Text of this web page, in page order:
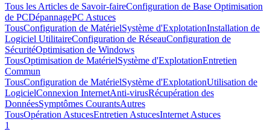
Tous les Articles de Savoir-faireConfiguration de Base Optimisation
de PCDépannagePC Astuces
TousConfiguration de MatérielSystème d'ExplotationInstallation de
Logiciel UtilitaireConfiguration de RéseauConfiguration de
SécuritéOptimisation de Windows
TousOptimisation de MatérielSystème d'ExplotationEntretien
Commun
TousConfiguration de MatérielSystème d'ExplotationUtilisation de
LogicielConnexion InternetAnti-virusRécupération des
DonnéesSymptômes CourantsAutres
TousOpération AstucesEntretien AstucesInternet Astuces
1